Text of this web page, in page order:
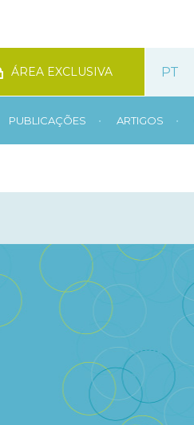
ÁREA EXCLUSIVA
PUBLICAÇÕES • ARTIGOS •